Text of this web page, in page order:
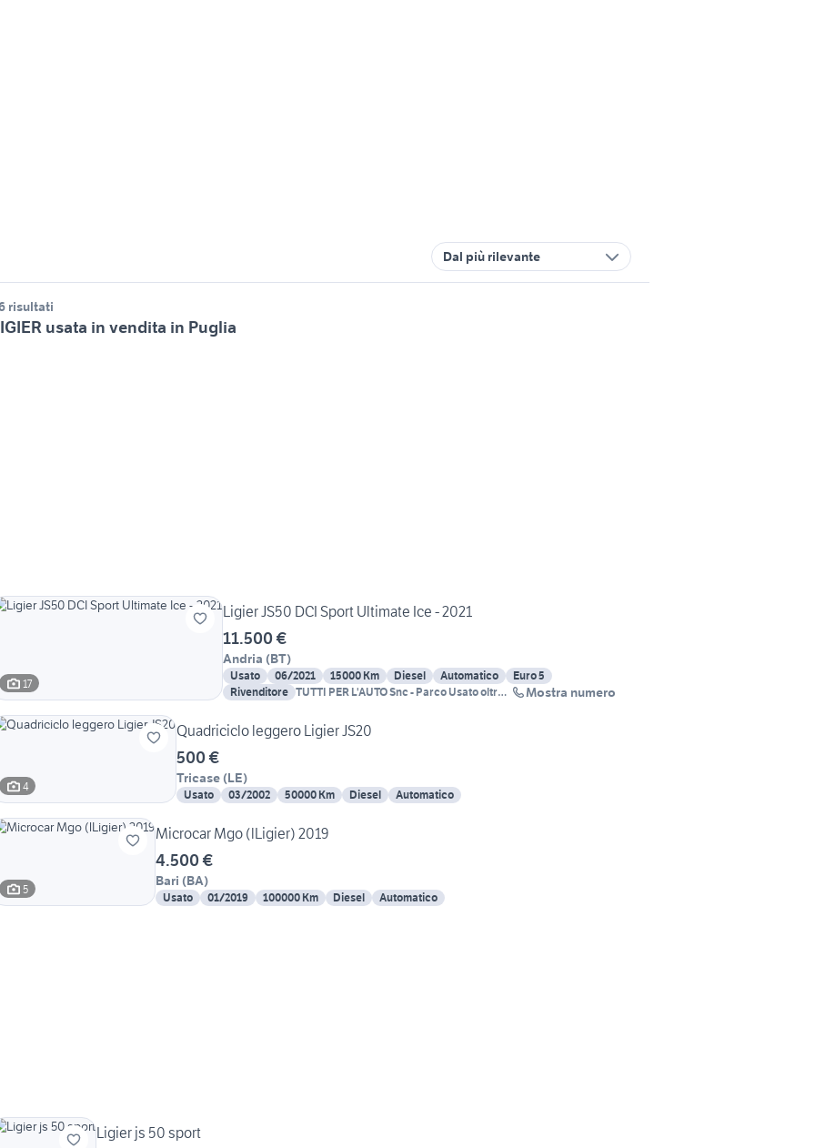
Dal più rilevante
risultati
usata in vendita in Puglia
17
Ligier JS50 DCI Sport Ultimate Ice - 2021
11.500 €
Andria (BT)
Usato 06/2021 15000 Km Diesel Automatico
Euro 5
Rivenditore TUTTI PER L'AUTO Snc - Parco Usato oltre
Mostra numero
4
Quadriciclo leggero Ligier JS20
500 €
Tricase (LE)
Usato 03/2002 50000 Km Diesel Automatico
5
Microcar Mgo (lLigier) 2019
4.500 €
Bari (BA)
Usato 01/2019 100000 Km Diesel Automatico
Ligier js 50 sport